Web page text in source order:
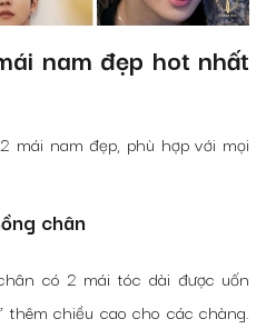
nam đẹp hot nhất
mái nam đẹp, phù hợp với mọi
chân
có 2 mái tóc dài được uốn
thêm chiều cao cho các chàng.